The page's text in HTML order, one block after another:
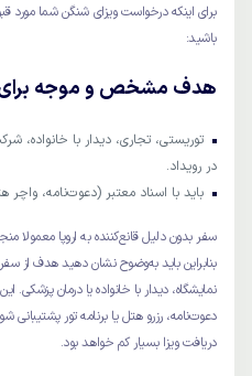
برای اینکه درخواست ویزای شنگن شما مورد
باشید:
هدف مشخص و موجه
توریستی، تجاری، دیدار با خانواده،
در رویداد.
باید با اسناد معتبر (دعوت‌نامه، واچر
سفر بدون دلیل قانع‌کننده به اروپا معمولا
بنابراین باید به‌وضوح نشان دهید هدف از
نمایشگاه، دیدار با خانواده یا درمان پزشکی.
دعوت‌نامه، رزرو هتل یا برنامه تور
دریافت ویزا بسیار کم خواهد بود.